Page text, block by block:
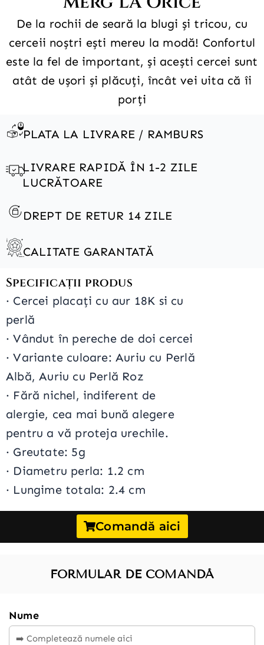
De la rochii de seară la blugi și tricou, cu
cerceii noștri ești mereu la modă! Confortul
este la fel de important, și acești cercei sunt
atât de ușori și plăcuți, încât vei uita că îi
porți
PLATA LA LIVRARE / RAMBURS
LIVRARE RAPIDĂ ÎN 1-2 ZILE
LUCRĂTOARE
DREPT DE RETUR 14 ZILE
CALITATE GARANTATĂ
Specificații produs
· Cercei placați cu aur 18K si cu
perlă
·Vândut în pereche de doi cercei
· Variante culoare: Auriu cu Perlă
Albă, Auriu cu Perlă Roz
· Fără nichel, indiferent de
alergie, cea mai bună alegere
pentru a vă proteja urechile.
· Greutate: 5g
· Diametru perla: 1.2 cm
· Lungime totala: 2.4 cm
Comandă aici
FORMULAR DE COMANDĂ
Nume